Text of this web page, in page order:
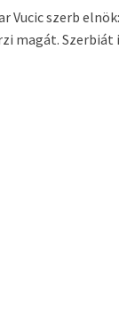
Vucic szerb
magát. Szerbiát